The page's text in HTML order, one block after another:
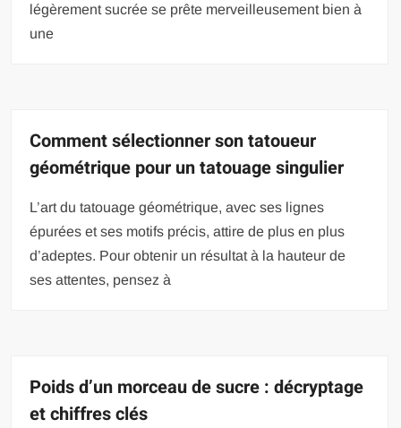
légèrement sucrée se prête merveilleusement bien à
une
Comment sélectionner son tatoueur
géométrique pour un tatouage singulier
L’art du tatouage géométrique, avec ses lignes
épurées et ses motifs précis, attire de plus en plus
d’adeptes. Pour obtenir un résultat à la hauteur de
ses attentes, pensez à
Poids d’un morceau de sucre : décryptage
et chiffres clés